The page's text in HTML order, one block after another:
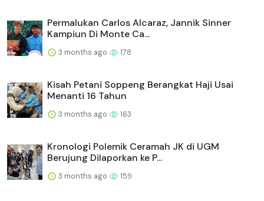
Permalukan Carlos Alcaraz, Jannik Sinner
Kampiun Di Monte Ca...
3 months ago 178
Kisah Petani Soppeng Berangkat Haji Usai
Menanti 16 Tahun
3 months ago 163
Kronologi Polemik Ceramah JK di UGM
Berujung Dilaporkan ke P...
3 months ago 159